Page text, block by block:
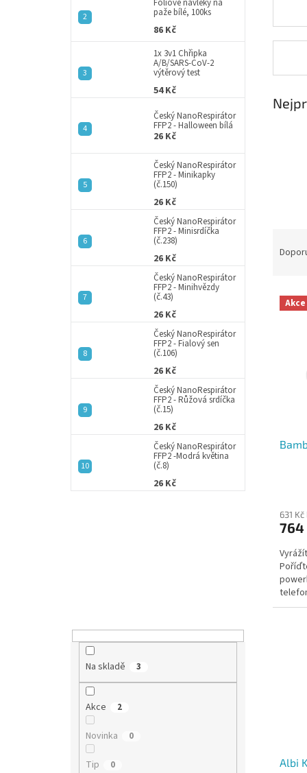
paže bílé, 100ks
86 Kč
1x 3v1 Chřipka
A/B/SARS-CoV-2
výtěrový test
54 Kč
Český NanoRespirátor
FFP2 - Halloween bílá
26 Kč
Český NanoRespirátor
FFP2 - Minikapky
(č.150)
26 Kč
Český NanoRespirátor
FFP2 - Minisrdíčka
(č.238)
26 Kč
Český NanoRespirátor
FFP2 - Minihvězdy
(č.43)
26 Kč
Český NanoRespirátor
FFP2 - Fialový sen
(č.106)
26 Kč
Český NanoRespirátor
FFP2 - Růžová srdíčka
(č.15)
26 Kč
Český NanoRespirátor
FFP2 -Modrá květina
(č.8)
26 Kč
Na skladě 3
Akce 2
Novinka 0
Tip 0
nV Akce
631
764
Albi